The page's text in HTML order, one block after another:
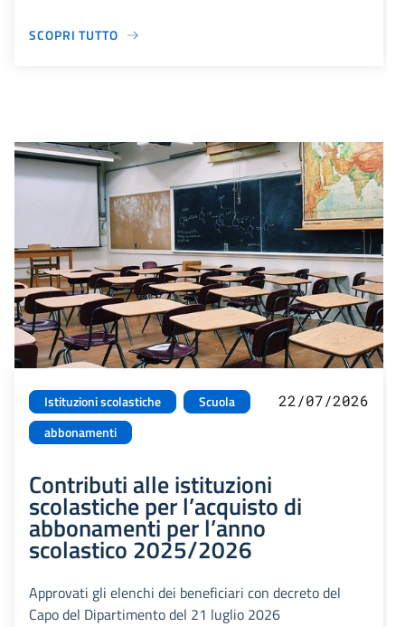
SCOPRI TUTTO
Istituzioni scolastiche
Scuola
abbonamenti
22/07/2026
Contributi alle istituzioni
scolastiche per l’acquisto di
abbonamenti per l’anno
scolastico 2025/2026
Approvati gli elenchi dei beneficiari con decreto del
Capo del Dipartimento del 21 luglio 2026